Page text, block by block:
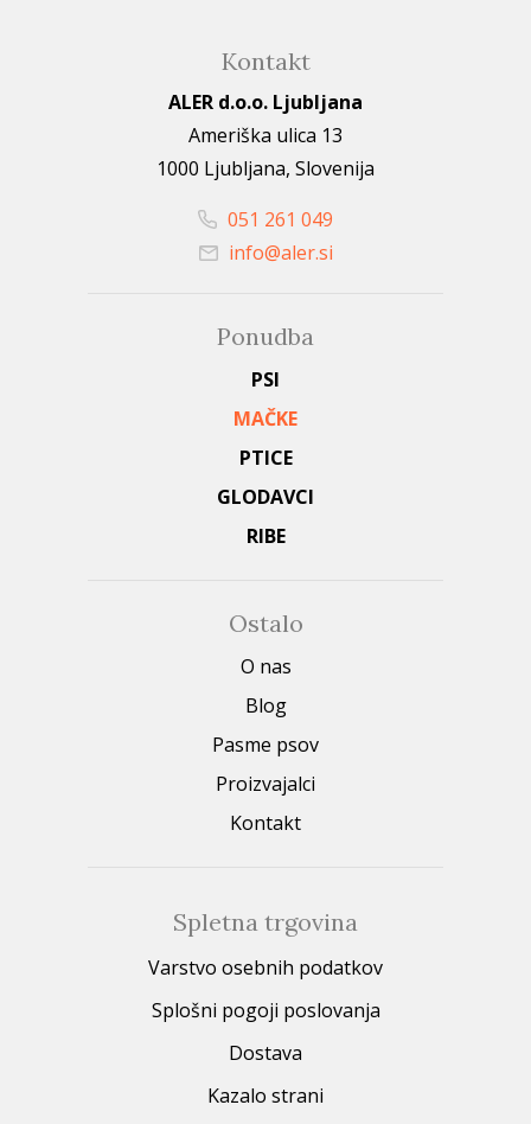
Kontakt
ALER d.o.o. Ljubljana
Ameriška ulica 13
1000 Ljubljana, Slovenija
051 261 049
info@aler.si
Ponudba
PSI
MAČKE
PTICE
GLODAVCI
RIBE
Ostalo
O nas
Blog
Pasme psov
Proizvajalci
Kontakt
Spletna trgovina
Varstvo osebnih podatkov
Splošni pogoji poslovanja
Dostava
Kazalo strani